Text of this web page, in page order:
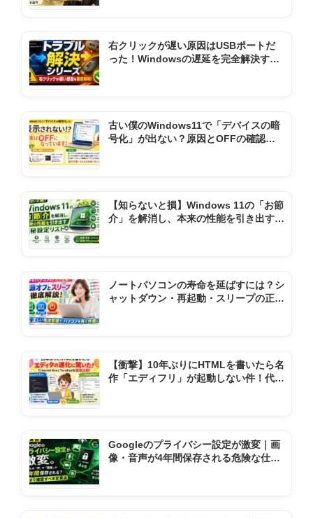
右クリックが遅い原因はUSBポートだ
った！Windowsの遅延を完全解決する
古い僕のWindows11で「デバイスの暗
号化」が出ない？原因とOFFの確認方
【知らないと損】Windows 11の「お節
介」を解消し、本来の性能を引き出す極
ノートパソコンの寿命を延ばすには？シ
ャットダウン・再起動・スリープの正し
【衝撃】10年ぶりにHTMLを書いたら名
作「エディフリ」が起動しない件！代わ
Googleのプライバシー設定が激変｜画
像・音声が4年間保存される危険な仕様